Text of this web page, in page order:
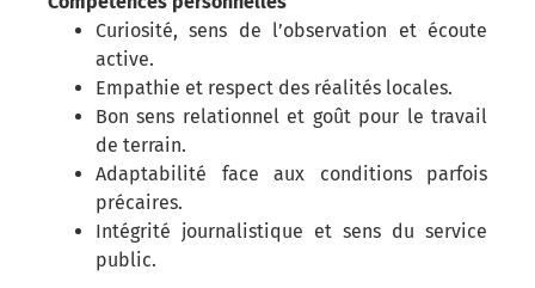
Curiosité, sens de l’observation et écoute
active.
Empathie et respect des réalités locales.
Bon sens relationnel et goût pour le travail
de terrain.
Adaptabilité face aux conditions parfois
précaires.
Intégrité journalistique et sens du service
public.